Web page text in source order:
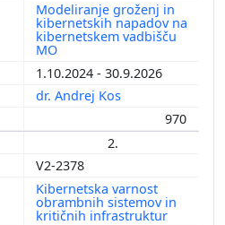
Modeliranje groženj in
kibernetskih napadov na
kibernetskem vadbišču
MO
1.10.2024 - 30.9.2026
dr. Andrej Kos
970
2.
V2-2378
Kibernetska varnost
obrambnih sistemov in
kritičnih infrastruktur